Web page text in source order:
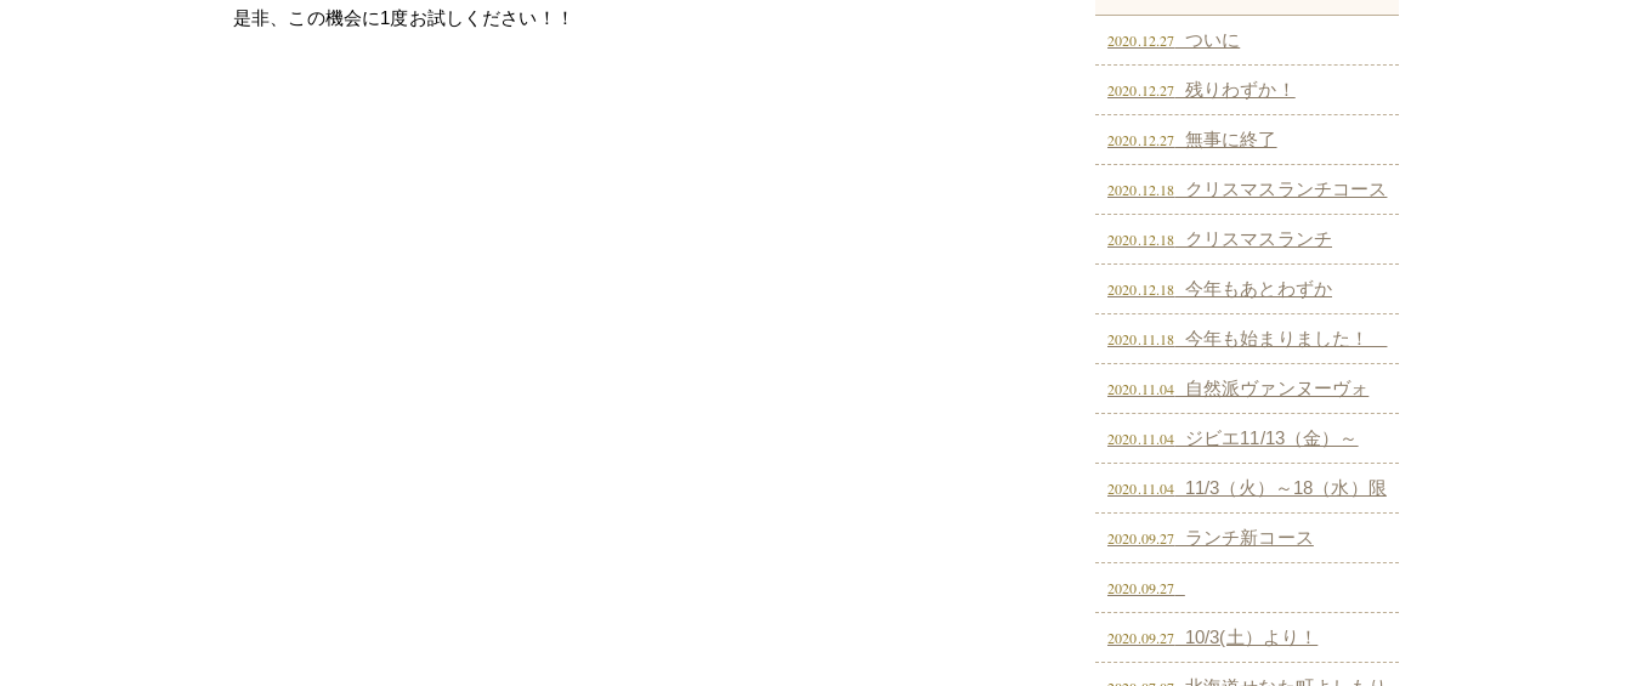
是非、この機会に1度お試しください！！
2020.12.27 ついに
2020.12.27 残りわずか！
2020.12.27 無事に終了
2020.12.18 クリスマスランチコース
２2020.12.18 クリスマスランチ
2020.12.18 今年もあとわずか
2020.11.18 今年も始まりました！
黒毛和牛のグーラッシュ
2020.11.04 自然派ヴァンヌーヴォ
ー いよいよ予約受付開始致しま
す！
2020.11.04 ジビエ11/13（金）～
11/29（日）限定！ 恒例のジビエ(エ
ゾ鹿） 当店での熟成期間を経てスタ
ート致します！
2020.11.04 11/3（火）～18（水）限
定販売！ 殻つき生牡蠣！ （予約
制）
2020.09.27 ランチ新コース
2020.09.27
2020.09.27 10/3(土）より！